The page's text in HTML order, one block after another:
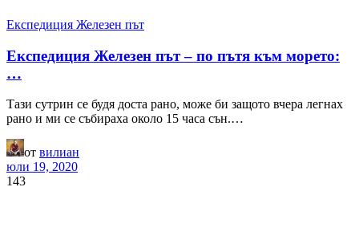
Експедиция Железен път
Експедиция Железен път – по пътя към морето:
…
Тази сутрин се будя доста рано, може би защото вчера легнах
рано и ми се събираха около 15 часа сън.…
от вилиан
юли 19, 2020
143